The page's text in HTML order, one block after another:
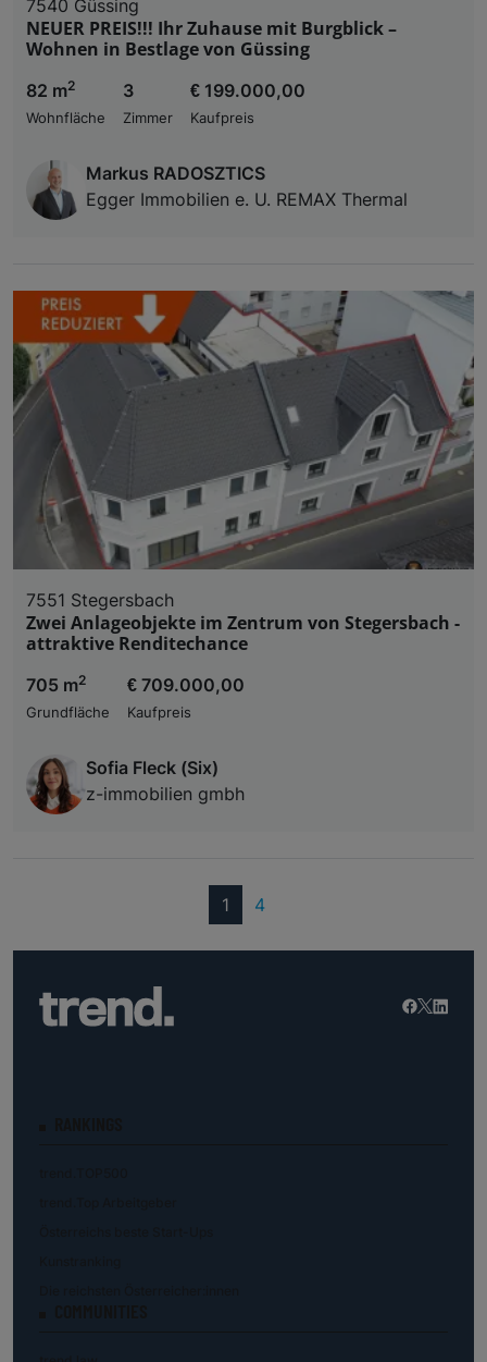
7540 Güssing
NEUER PREIS!!! Ihr Zuhause mit Burgblick –
Wohnen in Bestlage von Güssing
82 m2
Wohnfläche
3
Zimmer
€ 199.000,00
Kaufpreis
Markus RADOSZTICS
Egger Immobilien e. U. REMAX Thermal
7551 Stegersbach
Zwei Anlageobjekte im Zentrum von Stegersbach -
attraktive Renditechance
705 m2
Grundfläche
€ 709.000,00
Kaufpreis
Sofia Fleck (Six)
z-immobilien gmbh
1 (current)
4